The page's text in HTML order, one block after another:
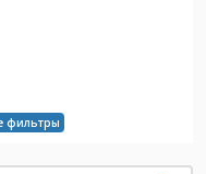
фильтры